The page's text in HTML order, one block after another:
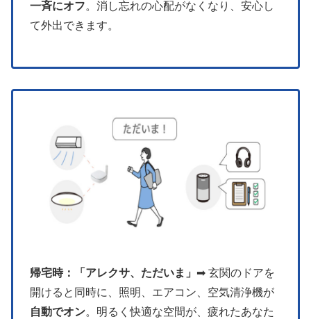
一斉にオフ。消し忘れの心配がなくなり、安心し
て外出できます。
帰宅時：「アレクサ、ただいま」 ➡︎ 玄関のドアを
開けると同時に、照明、エアコン、空気清浄機が
自動でオン。明るく快適な空間が、疲れたあなた